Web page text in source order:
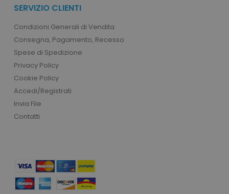
SERVIZIO CLIENTI
Condizioni Generali di Vendita
Consegna, Pagamento, Recesso
Spese di Spedizione
Privacy Policy
Cookie Policy
Accedi/Registrati
Invia File
Contatti